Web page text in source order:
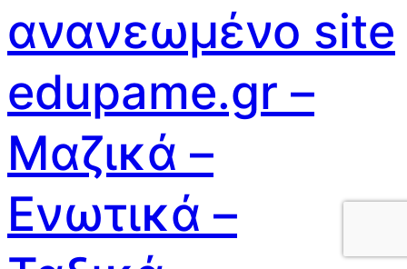
ανανεωμένο site
edupame.gr –
Μαζικά –
Ενωτικά –